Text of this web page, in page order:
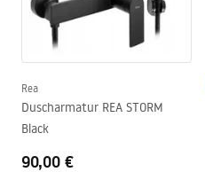
Rea
Duscharmatur REA STORM
Black
90,00 €